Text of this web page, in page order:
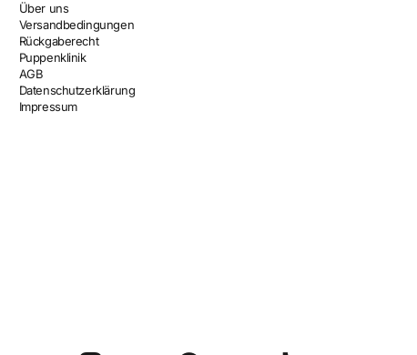
Über uns
Versandbedingungen
Rückgaberecht
Puppenklinik
AGB
Datenschutzerklärung
Impressum